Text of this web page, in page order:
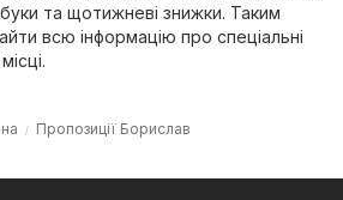
та щотижневі знижки. Таким
всю інформацію про спеціальні
Пропозиції Борислав